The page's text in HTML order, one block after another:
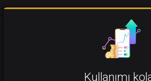
Kullanımı